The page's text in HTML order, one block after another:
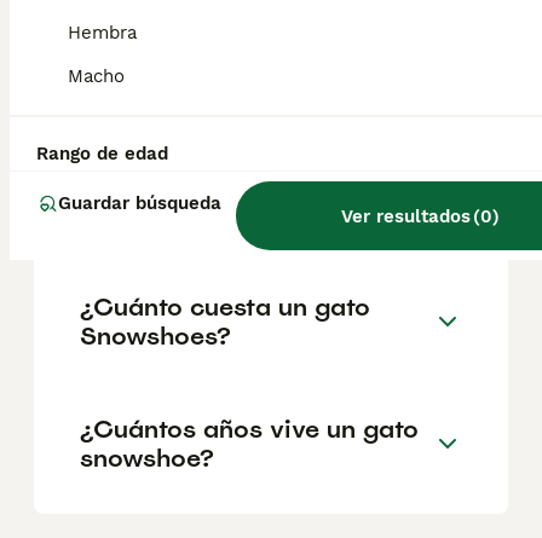
Hembra
Macho
Rango de edad
Guardar búsqueda
Ver resultados(0)
La cabeza tiene forma de triángulo
inclinados, y las orejas, bastante separadas,
¿El gato Snowshoe es de
raza pura?
¿Cuánto cuesta un gato
Snowshoes?
¿Cuántos años vive un gato
snowshoe?